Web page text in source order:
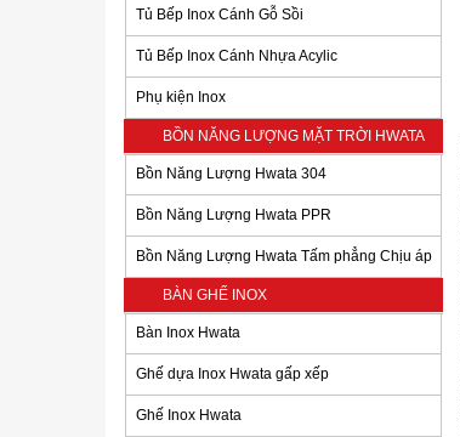
Tủ Bếp Inox Cánh Gỗ Sồi
Tủ Bếp Inox Cánh Nhựa Acylic
Phụ kiện Inox
BỒN NĂNG LƯỢNG MẶT TRỜI HWATA
Bồn Năng Lượng Hwata 304
Bồn Năng Lượng Hwata PPR
Bồn Năng Lượng Hwata Tấm phẳng Chịu áp
BÀN GHẾ INOX
Bàn Inox Hwata
Ghế dựa Inox Hwata gấp xếp
Ghế Inox Hwata